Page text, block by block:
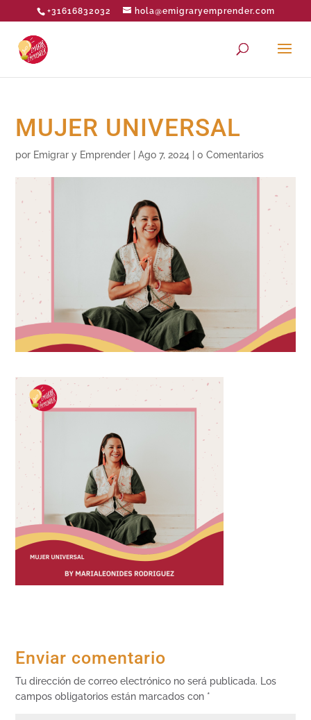
+31616832032 hola@emigraryemprender.com
MUJER UNIVERSAL
por Emigrar y Emprender |Ago 7, 2024 |0 Comentarios
Enviar comentario
Tu dirección de correo electrónico no será publicada.
Los
campos obligatorios están marcados con *